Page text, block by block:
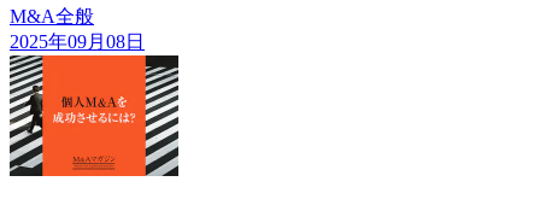
M&A全般
2025年09月08日